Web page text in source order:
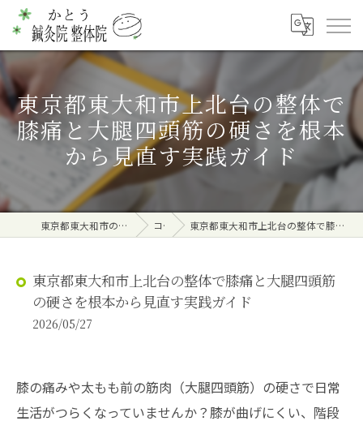
東京都東大和市上北台の整体で
膝痛と大腿四頭筋の硬さを根本
から見直す実践ガイド
東京都東大和市の整体ならかとう鍼灸院 整体院 コラム 東京都東大和市上北台の整体で膝痛と大腿四頭筋の硬さを根本から見直す実践ガイド
東京都東大和市上北台の整体で膝痛と大腿四頭筋
の硬さを根本から見直す実践ガイド
2026/05/27
膝の痛みや太もも前の筋肉（大腿四頭筋）の硬さで日常
生活がつらくなっていませんか？膝が曲げにくい、階段